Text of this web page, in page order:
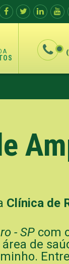
Clínica de
- SP com
de